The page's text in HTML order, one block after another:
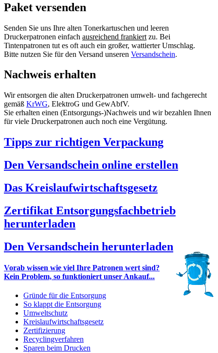
Paket versenden
Senden Sie uns Ihre alten Tonerkartuschen und leeren
Druckerpatronen einfach ausreichend frankiert zu. Bei
Tintenpatronen tut es oft auch ein großer, wattierter Umschlag.
Bitte nutzen Sie für den Versand unseren Versandschein.
Nachweis erhalten
Wir entsorgen die alten Druckerpatronen umwelt- und fachgerecht
gemäß KrWG, ElektroG und GewAbfV.
Sie erhalten einen (Entsorgungs-)Nachweis und wir bezahlen Ihnen
für viele Druckerpatronen auch noch eine Vergütung.
Tipps zur richtigen Verpackung
Den Versandschein online erstellen
Das Kreislaufwirtschaftsgesetz
Zertifikat Entsorgungsfachbetrieb
herunterladen
Den Versandschein herunterladen
Vorab wissen wie viel Ihre Patronen wert sind?
Kein Problem, so funktioniert unser Ankauf...
Gründe für die Entsorgung
So klappt die Entsorgung
Umweltschutz
Kreislaufwirtschaftsgesetz
Zertifizierung
Recyclingverfahren
Sparen beim Drucken